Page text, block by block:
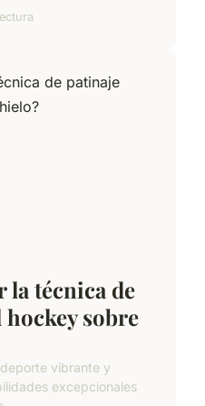
la técnica de
sobre
vibrante y
excepcionales